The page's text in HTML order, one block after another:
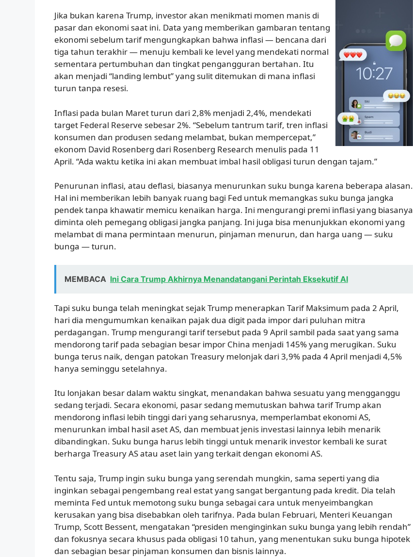
Jika bukan karena Trump, investor akan menikmati momen manis di
pasar dan ekonomi saat ini. Data yang memberikan gambaran tentang
ekonomi sebelum tarif mengungkapkan bahwa inflasi — bencana dari
tiga tahun terakhir — menuju kembali ke level yang mendekati normal
sementara pertumbuhan dan tingkat pengangguran bertahan. Itu
akan menjadi “landing lembut” yang sulit ditemukan di mana inflasi
turun tanpa resesi.
Inflasi pada bulan Maret turun dari 2,8% menjadi 2,4%, mendekati
target Federal Reserve sebesar 2%. “Sebelum tantrum tarif, tren inflasi
konsumen dan produsen sedang melambat, bukan mempercepat,”
ekonom David Rosenberg dari Rosenberg Research menulis pada 11
April. “Ada waktu ketika ini akan membuat imbal hasil obligasi turun dengan tajam.”
Penurunan inflasi, atau deflasi, biasanya menurunkan suku bunga karena beberapa alasan.
Hal ini memberikan lebih banyak ruang bagi Fed untuk memangkas suku bunga jangka
pendek tanpa khawatir memicu kenaikan harga. Ini mengurangi premi inflasi yang biasanya
diminta oleh pemegang obligasi jangka panjang. Ini juga bisa menunjukkan ekonomi yang
melambat di mana permintaan menurun, pinjaman menurun, dan harga uang — suku
bunga — turun.
MEMBACA Ini Cara Trump Akhirnya Menandatangani Perintah Eksekutif AI
Tapi suku bunga telah meningkat sejak Trump menerapkan Tarif Maksimum pada 2 April,
hari dia mengumumkan kenaikan pajak dua digit pada impor dari puluhan mitra
perdagangan. Trump mengurangi tarif tersebut pada 9 April sambil pada saat yang sama
mendorong tarif pada sebagian besar impor China menjadi 145% yang merugikan. Suku
bunga terus naik, dengan patokan Treasury melonjak dari 3,9% pada 4 April menjadi 4,5%
hanya seminggu setelahnya.
Itu lonjakan besar dalam waktu singkat, menandakan bahwa sesuatu yang mengganggu
sedang terjadi. Secara ekonomi, pasar sedang memutuskan bahwa tarif Trump akan
mendorong inflasi lebih tinggi dari yang seharusnya, memperlambat ekonomi AS,
menurunkan imbal hasil aset AS, dan membuat jenis investasi lainnya lebih menarik
dibandingkan. Suku bunga harus lebih tinggi untuk menarik investor kembali ke surat
berharga Treasury AS atau aset lain yang terkait dengan ekonomi AS.
Tentu saja, Trump ingin suku bunga yang serendah mungkin, sama seperti yang dia
inginkan sebagai pengembang real estat yang sangat bergantung pada kredit. Dia telah
meminta Fed untuk memotong suku bunga sebagai cara untuk menyeimbangkan
kerusakan yang bisa disebabkan oleh tarifnya. Pada bulan Februari, Menteri Keuangan
Trump, Scott Bessent, mengatakan “presiden menginginkan suku bunga yang lebih rendah”
dan fokusnya secara khusus pada obligasi 10 tahun, yang menentukan suku bunga hipotek
dan sebagian besar pinjaman konsumen dan bisnis lainnya.